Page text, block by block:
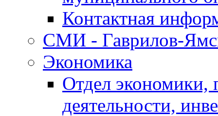
Контактная
СМИ - Гаврилов-
Экономика
Отдел экономики,
деятельности,